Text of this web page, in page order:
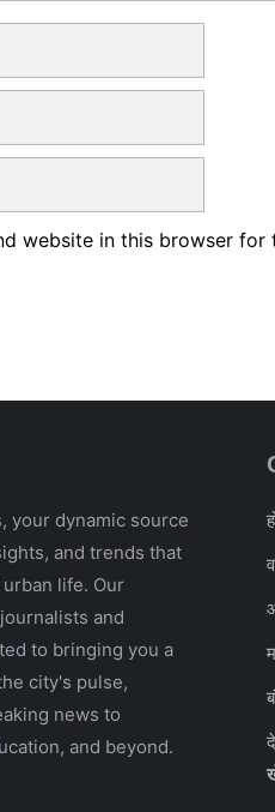
website in this browser
your dynamic source
and trends that
life. Our
and
to bringing you a
city's pulse,
news to
and beyond.